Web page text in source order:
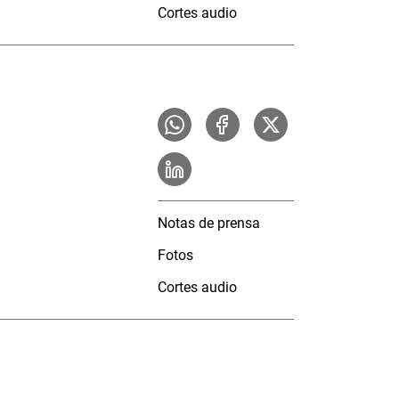
Cortes audio
Notas de prensa
Fotos
Cortes audio